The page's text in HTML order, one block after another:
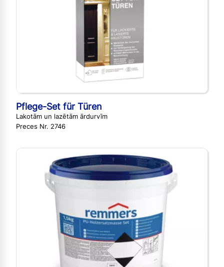
Pflege-Set für Türen
Lakotām un lazētām ārdurvīm
Preces Nr. 2746